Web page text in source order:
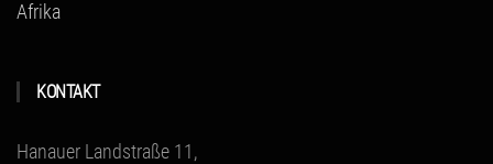
Afrika
KONTAKT
Hanauer Landstraße 11,